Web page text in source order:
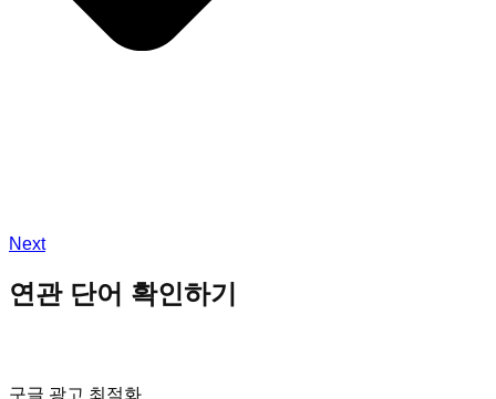
Next
연관 단어 확인하기
구글 광고 최적화